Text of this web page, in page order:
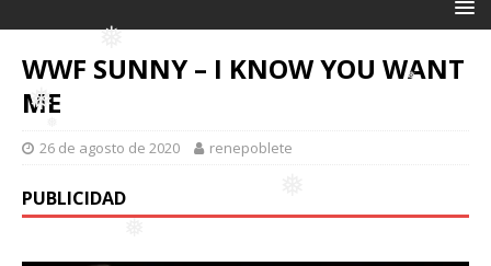
❅
❅
❅
WWF SUNNY – I KNOW YOU WANT
ME
26 de agosto de 2020 renepoblete
PUBLICIDAD